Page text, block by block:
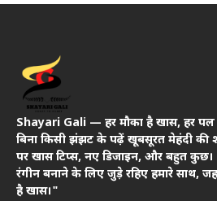
Shayari Gali — हर मौका है खास, हर
बिना किसी झंझट के पढ़ें खूबसूरत मेहंदी की
पर खास टिप्स, नए डिजाइन, और बहुत
रंगीन बनाने के लिए जुड़े रहिए हमारे साथ,
है खास।"